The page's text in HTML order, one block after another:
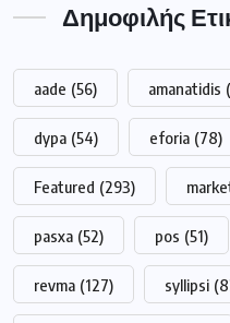
Δημοφιλής
aade (56) amanatidis
dypa (54) eforia (78)
Featured (293)
pasxa (52) pos (51)
revma (127) syllipsi